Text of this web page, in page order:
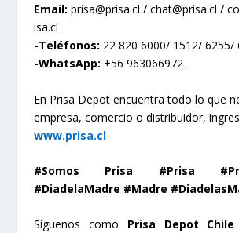
Email: prisa@prisa.cl / chat@prisa.cl /
isa.cl
-Teléfonos: 22 820 6000/ 1512/ 6255/
-WhatsApp: +56 963066972
En Prisa Depot encuentra todo lo que
empresa, comercio o distribuidor,
www.prisa.cl
#Somos Prisa #Prisa
#DiadelaMadre #Madre
Síguenos como Prisa Depot Chile